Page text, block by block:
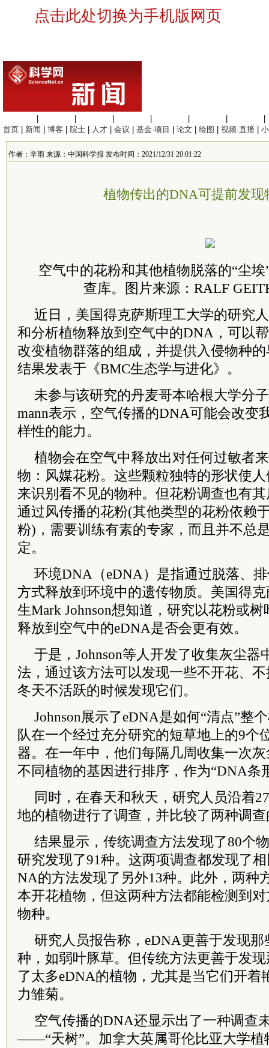
点击此处切换为手机版网页
首页
新闻 博客 院士 人才 会议 基金·项目 论文 绘图 视频·直播
作者：辛雨 来源：中国科学报 发布时间：2021/12/31 20:01:22
植物传出的DNA可提前发现
空气中的花粉和其他植物脱落的“尘
查库。图片来源：RALF
近日，美国得克萨斯理工大学的研究
和分析植物释放到空气中的DNA，可以
改变植物群落的组成，并提供入侵物种
结果发表于《BMC生态学与进化》。
未参与该研究的丹麦哥本哈根大学分
mann表示，空气传播的DNA可能会改变
样性的能力。
植物会在空气中释放出对任何过敏者
物：风媒花粉。这些颗粒独特的形状使
来识别看不见的物种。但花粉调查也有
通过风传播的花粉(其他类型的花粉依赖
粉)，需要训练有素的专家，而且并不总
定。
环境DNA（eDNA）是指通过脱落、
方式释放到环境中的遗传物质。美国得
生Mark Johnson想知道，研究以花粉或
释放到空气中的eDNA是否会更有效。
于是，Johnson等人开发了收集灰尘器
法，通过该方法可以发现一些不开花、
冬天不活跃的时候发现它们。
Johnson展示了eDNA是如何“清点”整
队在一个经过充分研究的短草地上的9个
器。在一年中，他们每隔几周收集一次
不同植物的基因进行排序，作为“DNA条
同时，在春天和秋天，研究人员沿着
地的植物进行了调查，并比较了两种调
结果显示，传统调查方法发现了80个
研究发现了91种。这两项调查都发现了
NA的方法发现了另外13种。此外，两种
本开花植物，但这两种方法都能检测到
物种。
研究人员报告称，eDNA更善于发现
种，如弱叶豚草。但传统方法更善于发
了太多eDNA的植物，尤其是当它们开着
力雏菊。
空气传播的DNA还显示出了一种调查
——“天树”。加拿大英属哥伦比亚大学植